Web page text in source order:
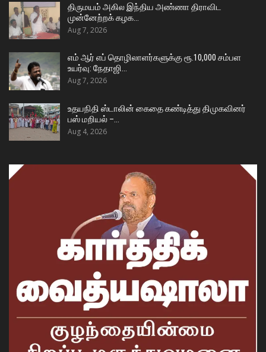
திருமயம் அகில இந்திய அண்ணா திராவிட
முன்னேற்றக் கழக…
Aug 7, 2026
எம் ஆர் எப் தொழிலாளர்களுக்கு ரூ.10,000 சம்பள
உயர்வு: நேதாஜி…
Aug 7, 2026
உதயநிதி ஸ்டாலின் கைதை கண்டித்து திமுகவினர்
பஸ் மறியல் –…
Aug 4, 2026